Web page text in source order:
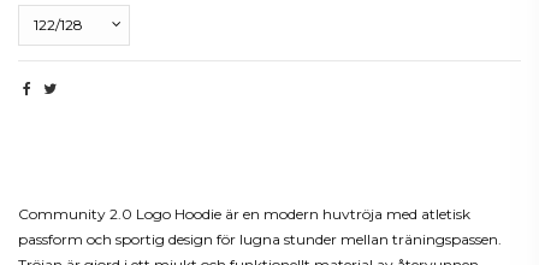
Community 2.0 Logo Hoodie är en modern huvtröja med atletisk
passform och sportig design för lugna stunder mellan träningspassen.